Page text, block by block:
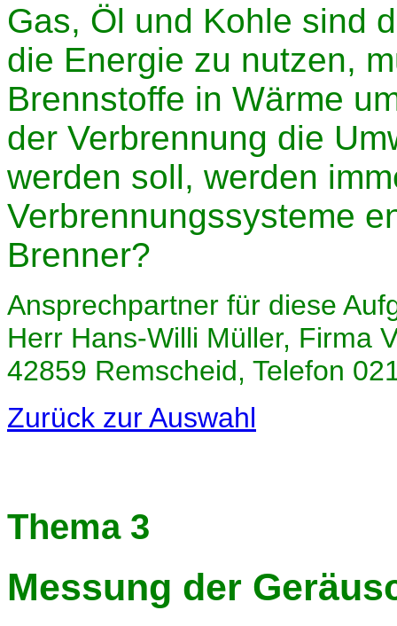
Gas, Öl und Kohle sind
die Energie zu nutzen,
Brennstoffe in Wärme
der Verbrennung die
werden soll, werden
Verbrennungssysteme
Brenner?
Ansprechpartner für diese
Herr Hans-Willi Müller, Firma
42859 Remscheid, Telefon
Zurück zur Auswahl
Thema 3
Messung der